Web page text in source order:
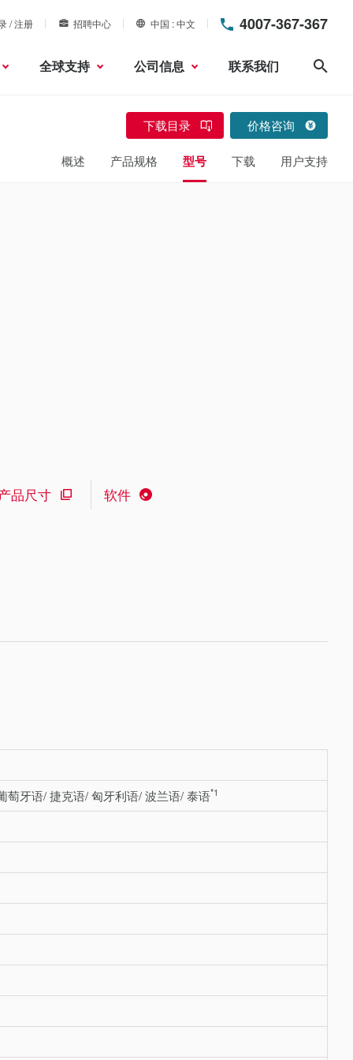
/ 注册 招聘中心 中国 中文 4007-367-367
全球支持 公司信息 联系我们
下载目录 价格咨询
概述 产品规格 型号 下载 用户支持
品尺寸 软件
萄牙语/ 捷克语/ 匈牙利语/ 波兰语/ 泰语*1